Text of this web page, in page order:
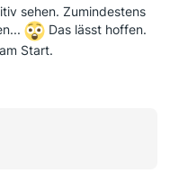
sehen. Zumindestens
Das lässt hoffen.
Start.